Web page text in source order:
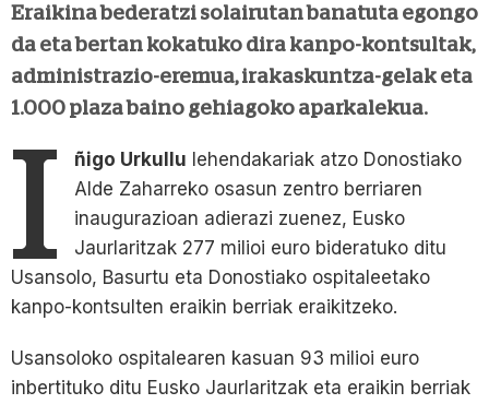
Eraikina bederatzi solairutan banatuta egongo
da eta bertan kokatuko dira kanpo-kontsultak,
administrazio-eremua, irakaskuntza-gelak eta
1.000 plaza baino gehiagoko aparkalekua.
I ñigo Urkullu lehendakariak atzo Donostiako
Alde Zaharreko osasun zentro berriaren
inaugurazioan adierazi zuenez, Eusko
Jaurlaritzak 277 milioi euro bideratuko ditu
Usansolo, Basurtu eta Donostiako ospitaleetako
kanpo-kontsulten eraikin berriak eraikitzeko.
Usansoloko ospitalearen kasuan 93 milioi euro
inbertituko ditu Eusko Jaurlaritzak eta eraikin berriak